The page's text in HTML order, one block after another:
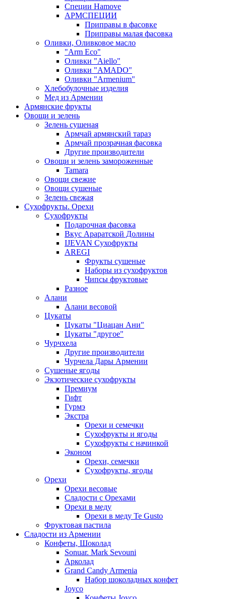
Специи Hamove
АРМСПЕЦИИ
Приправы в фасовке
Приправы малая фасовка
Оливки, Оливковое масло
"Arm Eco"
Оливки "Aiello"
Оливки "AMADO"
Оливки "Armenium"
Хлебобулочные изделия
Мед из Армении
Армянские фрукты
Овощи и зелень
Зелень сушеная
Армчай армянский тараз
Армчай прозрачная фасовка
Другие производители
Овощи и зелень замороженные
Tamara
Овощи свежие
Овощи сушеные
Зелень свежая
Сухофрукты. Орехи
Сухофрукты
Подарочная фасовка
Вкус Араратской Долины
IJEVAN Сухофрукты
AREGI
Фрукты сушеные
Наборы из сухофруктов
Чипсы фруктовые
Разное
Алани
Алани весовой
Цукаты
Цукаты "Циацан Ани"
Цукаты "другое"
Чурчхела
Другие производители
Чурчела Дары Армении
Сушеные ягоды
Экзотические сухофрукты
Премиум
Гифт
Гурмэ
Экстра
Орехи и семечки
Сухофрукты и ягоды
Сухофрукты с начинкой
Эконом
Орехи, семечки
Сухофрукты, ягоды
Орехи
Орехи весовые
Сладости с Орехами
Орехи в меду
Орехи в меду Te Gusto
Фруктовая пастила
Сладости из Армении
Конфеты, Шоколад
Sonuar. Mark Sevouni
Арколад
Grand Candy Armenia
Набор шоколадных конфет
Joyco